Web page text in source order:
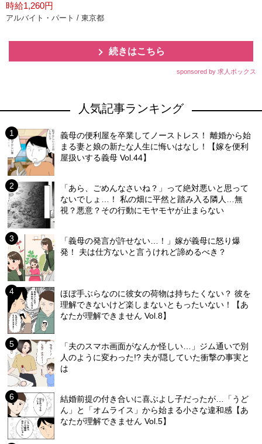
時給1,260円
アルバイト・パート / 東京都
続きはこちら
sponsored by 求人ボックス
人気記事ランキング
義母の便利屋を卒業してノーストレス！ 離婚から始
まる妻と娘の新たな人生に悔いはなし！【嫁を便利
屋扱いする義母 Vol.44】
「あら、ごめんなさいね？」って絶対悪いと思って
ないでしょ…！ 私の畑に平然と踏み入る隣人…無
視？悪意？その行動にモヤモヤが止まらない
「義母の発言が許せない…！」嫁が義母に怒り爆
発！ 夫は仕方ないと言うけれど諦めるべき？
ほぼ手ぶらなのに彼女の荷物は持ちたくない？ 彼を
理解できないけど楽しまないともったいない！【あ
なたが理解できません Vol.8】
「夫のスマホ画面がなんか怪しい…」ジム通いで別
人のように変わった!? 夫が隠していた衝撃の事実と
は
結婚前提の付き合いに喜ぶよし子だったが…「うど
ん」と「オムライス」から始まる小さな違和感【あ
なたが理解できません Vol.5】